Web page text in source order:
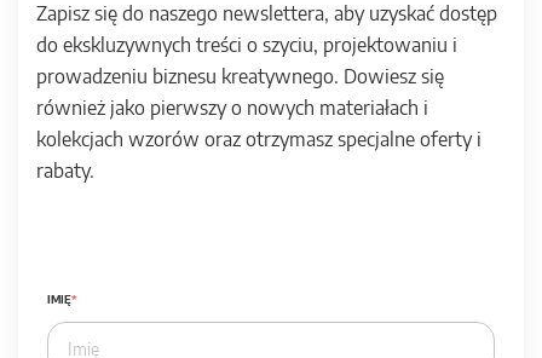
Zapisz się do naszego newslettera, aby uzyskać dostęp
do ekskluzywnych treści o szyciu, projektowaniu i
prowadzeniu biznesu kreatywnego. Dowiesz się
również jako pierwszy o nowych materiałach i
kolekcjach wzorów oraz otrzymasz specjalne oferty i
rabaty.
IMIĘ